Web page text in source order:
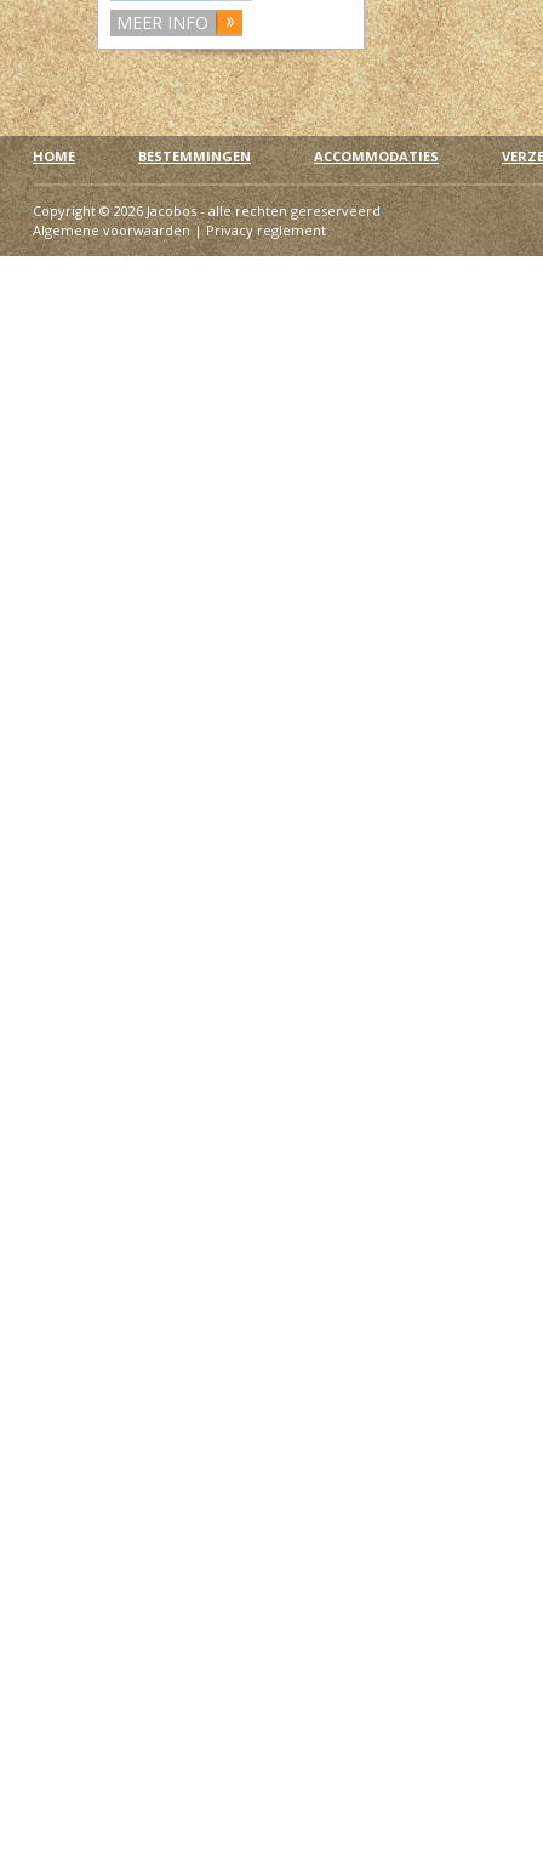
MEER INFO
HOME BESTEMMINGEN ACCOMMODATIES
Copyright © 2026 Jacobos - alle rechten gereserveerd
Algemene voorwaarden|Privacy reglement